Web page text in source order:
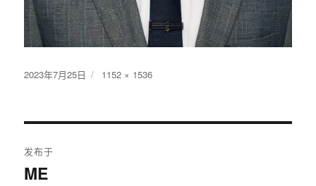
发
2023年7月25日
原
寸
1152 × 1536
章
发布于
ME